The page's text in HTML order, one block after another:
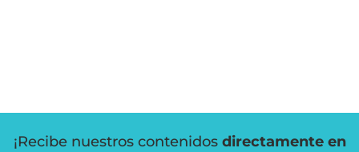
¡Recibe nuestros contenidos directamente en